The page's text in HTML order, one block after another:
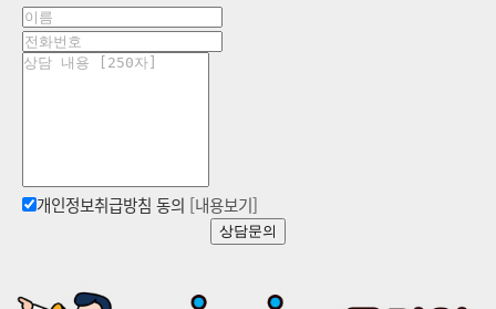
개인정보취급방침 동의 [내용보기]
상담문의